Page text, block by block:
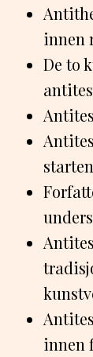
innen
De to
innen